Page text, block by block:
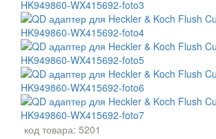
код товара: 5201